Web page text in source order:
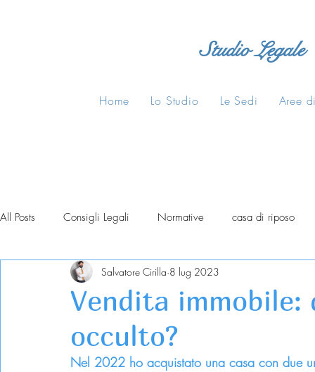
Studio Legale
Home Lo Studio Le Sedi Aree
All Posts Consigli Legali Normative casa di riposo
Vendita immobile:
occulto?
Salvatore Cirilla 8 lug 2023
Nel 2022 ho acquistato una casa con due